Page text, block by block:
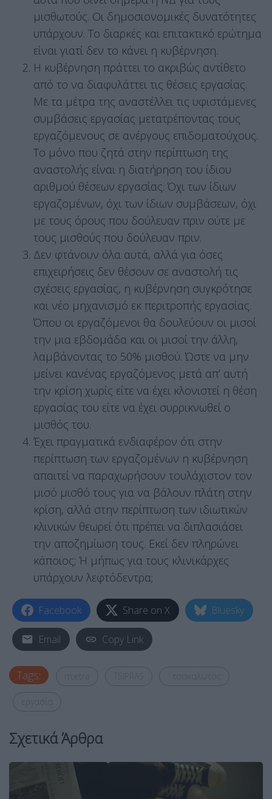
μισθωτούς. Οι δημοσιονομικές δυνατότητες
υπάρχουν. Το διαρκές και επιτακτικό ερώτημα
είναι γιατί δεν το κάνει η κυβέρνηση.
Η κυβέρνηση πράττει το ακριβώς αντίθετο
από το να διαφυλάττει τις θέσεις εργασίας.
Με τα μέτρα της αναστέλλει τις υφιστάμενες
συμβάσεις εργασίας μετατρέποντας τους
εργαζόμενους σε ανέργους επιδοματούχους.
Το μόνο που ζητά στην περίπτωση της
αναστολής είναι η διατήρηση του ίδιου
αριθμού θέσεων εργασίας. Όχι των ίδιων
εργαζομένων, όχι των ίδιων συμβάσεων, όχι
με τους όρους που δούλευαν πριν ούτε με
τους μισθούς που δούλευαν πριν.
Δεν φτάνουν όλα αυτά, αλλά για όσες
επιχειρήσεις δεν θέσουν σε αναστολή τις
σχέσεις εργασίας, η κυβέρνηση συγκρότησε
και νέο μηχανισμό εκ περιτροπής εργασίας.
Όπου οι εργαζόμενοι θα δουλεύουν οι μισοί
την μια εβδομάδα και οι μισοί την άλλη,
λαμβάνοντας το 50% μισθού. Ώστε να μην
μείνει κανένας εργαζόμενος μετά απ’ αυτή
την κρίση χωρίς είτε να έχει κλονιστεί η θέση
εργασίας του είτε να έχει συρρικνωθεί ο
μισθός του.
Έχει πραγματικά ενδιαφέρον ότι στην
περίπτωση των εργαζομένων η κυβέρνηση
απαιτεί να παραχωρήσουν τουλάχιστον τον
μισό μισθό τους για να βάλουν πλάτη στην
κρίση, αλλά στην περίπτωση των ιδιωτικών
κλινικών θεωρεί ότι πρέπει να διπλασιάσει
την αποζημίωση τους. Εκεί δεν πληρώνει
κάποιος; Ή μήπως για τους κλινικάρχες
υπάρχουν λεφτόδεντρα;
Facebook Share on X Bluesky
Email Copy Link
Tags:
Σχετικά Άρθρα